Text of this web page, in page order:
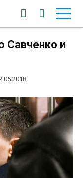
Савченко и